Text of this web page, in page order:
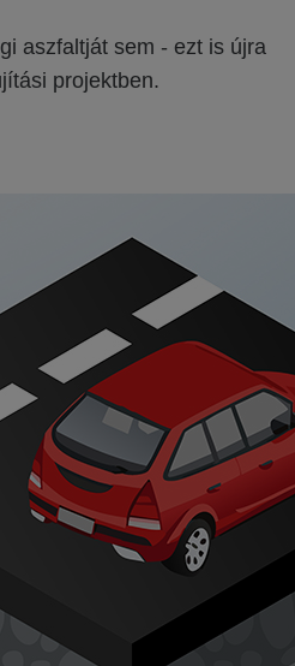
aszfaltját sem - ezt is újra
projektben.